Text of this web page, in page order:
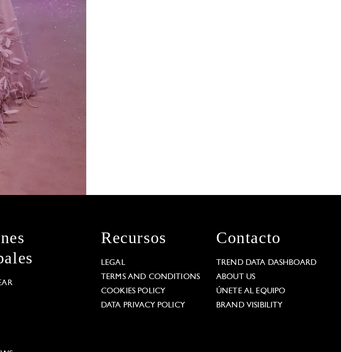
Recursos
LEGAL
TERMS AND CONDITIONS
COOKIES POLICY
DATA PRIVACY POLICY
Contacto
TREND DATA DASHBOARD
ABOUT US
ÚNETE AL EQUIPO
BRAND VISIBILITY